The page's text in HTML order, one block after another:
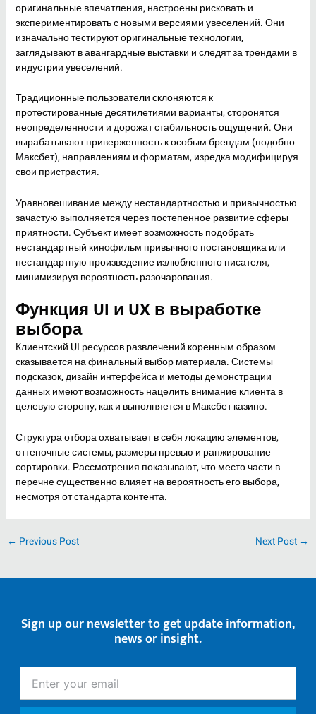
оригинальные впечатления, настроены рисковать и
экспериментировать с новыми версиями увеселений. Они
изначально тестируют оригинальные технологии,
заглядывают в авангардные выставки и следят за трендами в
индустрии увеселений.
Традиционные пользователи склоняются к
протестированные десятилетиями варианты, сторонятся
неопределенности и дорожат стабильность ощущений. Они
вырабатывают приверженность к особым брендам (подобно
Максбет), направлениям и форматам, изредка модифицируя
свои пристрастия.
Уравновешивание между нестандартностью и привычностью
зачастую выполняется через постепенное развитие сферы
приятности. Субъект имеет возможность подобрать
нестандартный кинофильм привычного постановщика или
нестандартную произведение излюбленного писателя,
минимизируя вероятность разочарования.
Функция UI и UX в выработке
выбора
Клиентский UI ресурсов развлечений коренным образом
сказывается на финальный выбор материала. Системы
подсказок, дизайн интерфейса и методы демонстрации
данных имеют возможность нацелить внимание клиента в
целевую сторону, как и выполняется в Максбет казино.
Структура отбора охватывает в себя локацию элементов,
оттеночные системы, размеры превью и ранжирование
сортировки. Рассмотрения показывают, что место части в
перечне существенно влияет на вероятность его выбора,
несмотря от стандарта контента.
← Previous Post Next Post →
Sign up our newsletter to get update information,
news or insight.
your
email